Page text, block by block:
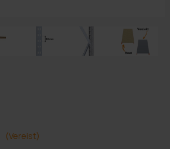
(Vereist)